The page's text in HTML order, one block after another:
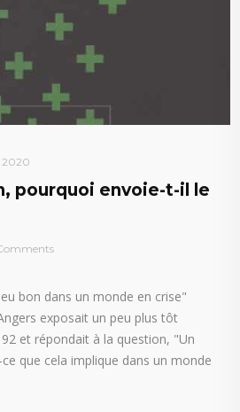
2020
pourquoi envoie-t-il le
bon dans un monde en crise"
exposait un peu plus tôt
et répondait à la question, "Un
que cela implique dans un monde